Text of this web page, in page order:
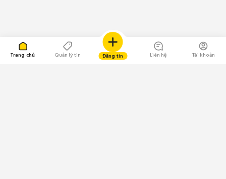
Trang chủ Quản lý tin Đăng tin Liên hệ Tài khoản